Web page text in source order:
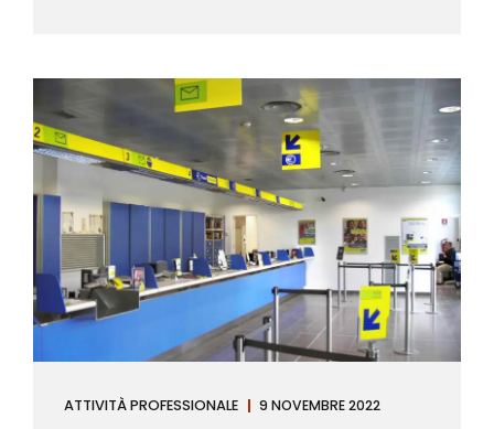
ATTIVITÀ PROFESSIONALE 9 NOVEMBRE 2022